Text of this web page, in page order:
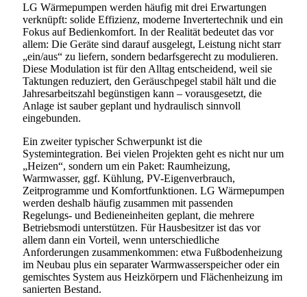
LG Wärmepumpen werden häufig mit drei Erwartungen
verknüpft: solide Effizienz, moderne Invertertechnik und ein
Fokus auf Bedienkomfort. In der Realität bedeutet das vor
allem: Die Geräte sind darauf ausgelegt, Leistung nicht starr
„ein/aus“ zu liefern, sondern bedarfsgerecht zu modulieren.
Diese Modulation ist für den Alltag entscheidend, weil sie
Taktungen reduziert, den Geräuschpegel stabil hält und die
Jahresarbeitszahl begünstigen kann – vorausgesetzt, die
Anlage ist sauber geplant und hydraulisch sinnvoll
eingebunden.
Ein zweiter typischer Schwerpunkt ist die
Systemintegration. Bei vielen Projekten geht es nicht nur um
„Heizen“, sondern um ein Paket: Raumheizung,
Warmwasser, ggf. Kühlung, PV-Eigenverbrauch,
Zeitprogramme und Komfortfunktionen. LG Wärmepumpen
werden deshalb häufig zusammen mit passenden
Regelungs- und Bedieneinheiten geplant, die mehrere
Betriebsmodi unterstützen. Für Hausbesitzer ist das vor
allem dann ein Vorteil, wenn unterschiedliche
Anforderungen zusammenkommen: etwa Fußbodenheizung
im Neubau plus ein separater Warmwasserspeicher oder ein
gemischtes System aus Heizkörpern und Flächenheizung im
sanierten Bestand.